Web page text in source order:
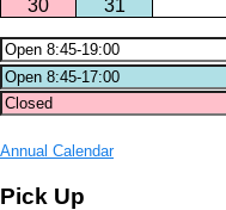
30
31
Annual Calendar
Pick Up